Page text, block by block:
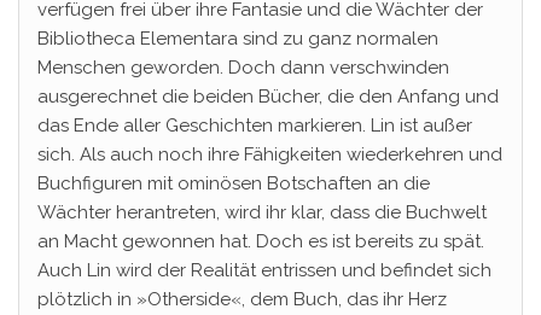
verfügen frei über ihre Fantasie und die Wächter der
Bibliotheca Elementara sind zu ganz normalen
Menschen geworden. Doch dann verschwinden
ausgerechnet die beiden Bücher, die den Anfang und
das Ende aller Geschichten markieren. Lin ist außer
sich. Als auch noch ihre Fähigkeiten wiederkehren und
Buchfiguren mit ominösen Botschaften an die
Wächter herantreten, wird ihr klar, dass die Buchwelt
an Macht gewonnen hat. Doch es ist bereits zu spät.
Auch Lin wird der Realität entrissen und befindet sich
plötzlich in »Otherside«, dem Buch, das ihr Herz